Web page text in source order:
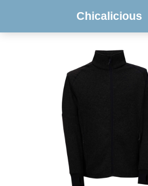
Chicalicious